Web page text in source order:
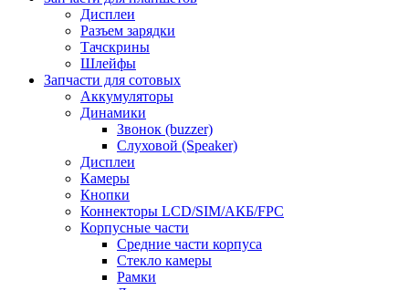
Дисплеи
Разъем зарядки
Тачскрины
Шлейфы
Запчасти для сотовых
Аккумуляторы
Динамики
Звонок (buzzer)
Слуховой (Speaker)
Дисплеи
Камеры
Кнопки
Коннекторы LCD/SIM/АКБ/FPC
Корпусные части
Средние части корпуса
Стекло камеры
Рамки